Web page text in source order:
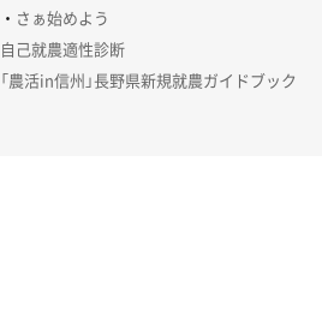
さぁ始めよう
自己就農適性診断
「農活in信州」長野県新規就農ガイドブック